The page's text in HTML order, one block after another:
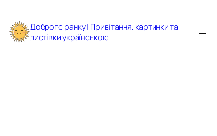
до
вмісту
Доброго ранку | Привітання, картинки та
листівки українською